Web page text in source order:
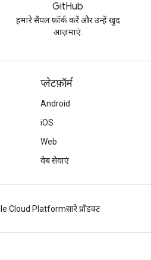
GitHub
हमारे सैंपल फ़ॉर्क करें और उन्हें खुद
आज़माएं.
प्‍लेटफ़ॉर्म
Android
iOS
Web
वेब सेवाएं
Cloud Platformसारे प्रॉडक्ट